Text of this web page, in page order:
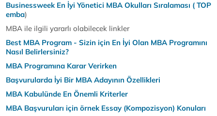
Businessweek En İyi Yönetici MBA Okulları Sıralaması ( TOP
emba)
MBA ile ilgili yararlı olabilecek linkler
Best MBA Program - Sizin için En İyi Olan MBA Programını
Nasıl Belirlersiniz?
MBA Programına Karar Verirken
Başvurularda İyi Bir MBA Adayının Özellikleri
MBA Kabulünde En Önemli Kriterler
MBA Başvuruları için örnek Essay (Kompozisyon) Konuları